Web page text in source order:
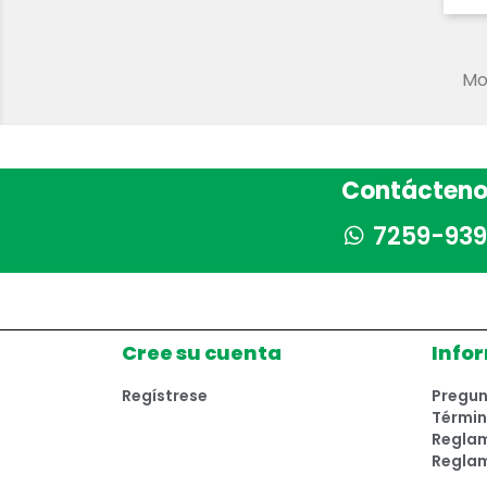
7259-
Cree su cuenta
Regístrese